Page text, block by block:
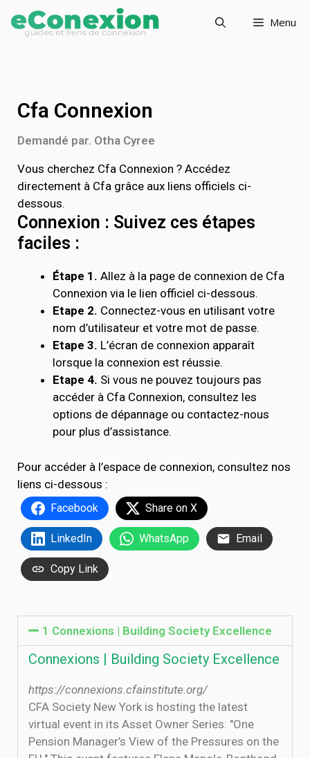
Menu
Cfa Connexion
Demandé par. Otha Cyree
Vous cherchez Cfa Connexion ? Accédez
directement à Cfa grâce aux liens officiels ci-
dessous.
Connexion : Suivez ces étapes
faciles :
Étape 1. Allez à la page de connexion de Cfa
Connexion via le lien officiel ci-dessous.
Etape 2. Connectez-vous en utilisant votre
nom d’utilisateur et votre mot de passe.
Etape 3. L’écran de connexion apparaît
lorsque la connexion est réussie.
Etape 4. Si vous ne pouvez toujours pas
accéder à Cfa Connexion, consultez les
options de dépannage ou contactez-nous
pour plus d’assistance.
Pour accéder à l’espace de connexion, consultez nos
liens ci-dessous :
Facebook Share on X
LinkedIn WhatsApp Email
Copy Link
1 Connexions | Building Society Excellence
Connexions | Building Society Excellence
https://connexions.cfainstitute.org/
CFA Society New York is hosting the latest
virtual event in its Asset Owner Series: "One
Pension Manager’s View of the Pressures on the